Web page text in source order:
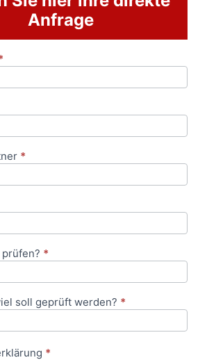
Anfrage
*
*
soll geprüft werden? *
*